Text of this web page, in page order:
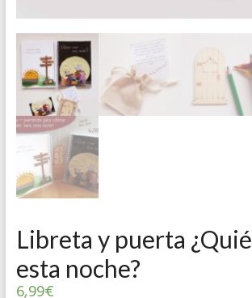
Libreta y puerta
esta noche?
6,99€